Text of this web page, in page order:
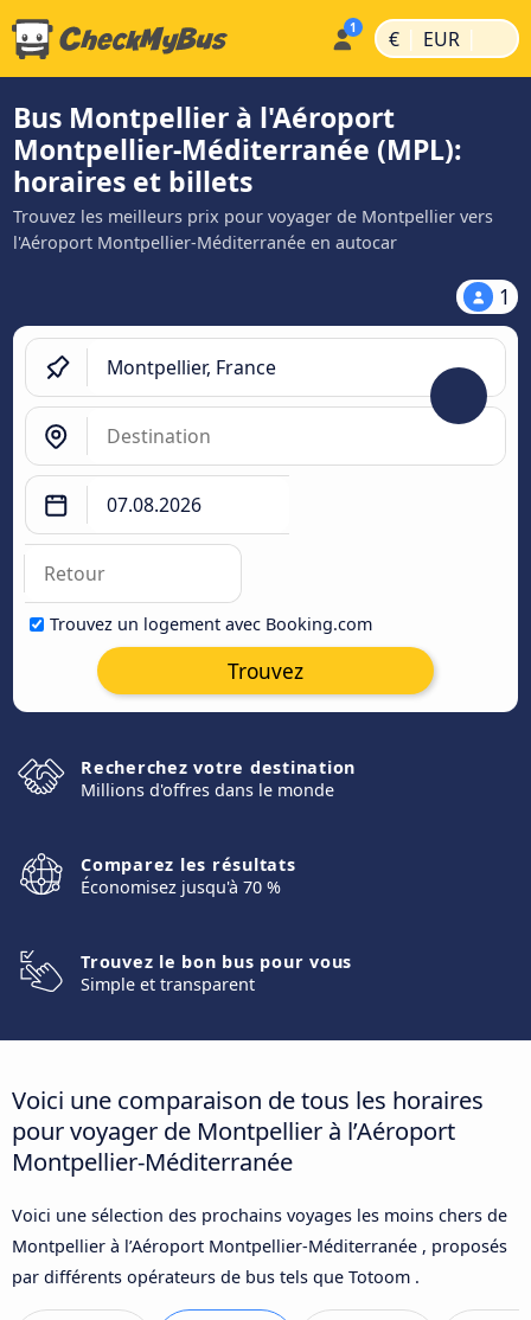
€ | EUR |
Bus Montpellier à l'Aéroport
Montpellier-Méditerranée (MPL):
horaires et billets
Trouvez les meilleurs prix pour voyager de Montpellier vers
l'Aéroport Montpellier-Méditerranée en autocar
1
Trouvez un logement avec Booking.com
Trouvez
Recherchez votre destination
Millions d'offres dans le monde
Comparez les résultats
Économisez jusqu'à 70 %
Trouvez le bon bus pour vous
Simple et transparent
Voici une comparaison de tous les horaires
pour voyager de Montpellier à l’Aéroport
Montpellier-Méditerranée
Voici une sélection des prochains voyages les moins chers de
Montpellier à l’Aéroport Montpellier-Méditerranée , proposés
par différents opérateurs de bus tels que Totoom .